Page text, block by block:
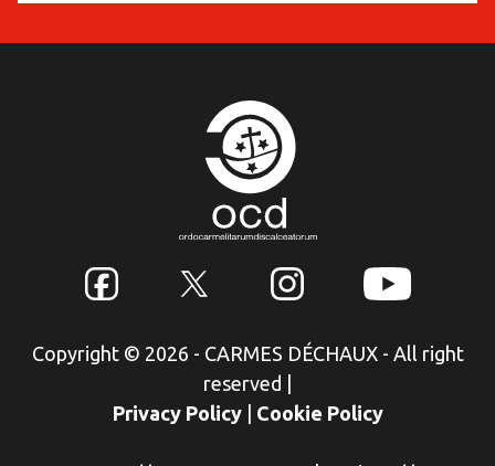
Copyright © 2026 - CARMES DÉCHAUX - All right
reserved
Privacy Policy
Cookie Policy